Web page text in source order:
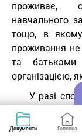
проживає,
навчального
тощо, в
проживання
та батьками
організацією,
У разі
віці від
органом опіки
Документи Головна